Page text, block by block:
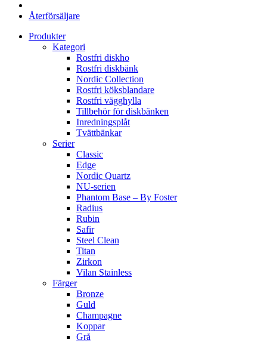
Återförsäljare
Produkter
Kategori
Rostfri diskho
Rostfri diskbänk
Nordic Collection
Rostfri köksblandare
Rostfri vägghylla
Tillbehör för diskbänken
Inredningsplåt
Tvättbänkar
Serier
Classic
Edge
Nordic Quartz
NU-serien
Phantom Base – By Foster
Radius
Rubin
Safir
Steel Clean
Titan
Zirkon
Vilan Stainless
Färger
Bronze
Guld
Champagne
Koppar
Grå